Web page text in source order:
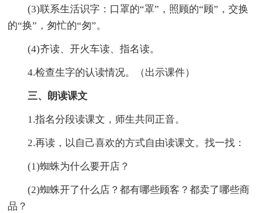
(3)联系生活识字：口罩的“罩”，照顾的“顾”，交换
的“换”，匆忙的“匆”。
(4)齐读、开火车读、指名读。
4.检查生字的认读情况。（出示课件）
三、朗读课文
1.指名分段读课文，师生共同正音。
2.再读，以自己喜欢的方式自由读课文。找一找：
(1)蜘蛛为什么要开店？
(2)蜘蛛开了什么店？都有哪些顾客？都卖了哪些商
品？